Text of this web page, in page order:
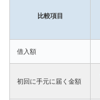
比較項目
借入額
初回に手元に届く金額